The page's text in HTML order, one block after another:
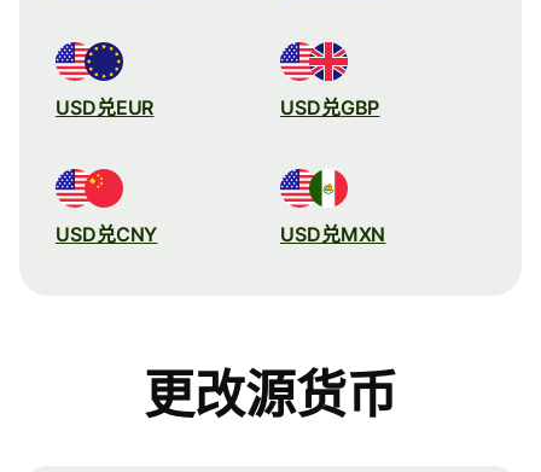
USD兑EUR USD兑GBP
USD兑CNY USD兑MXN
更改源货币